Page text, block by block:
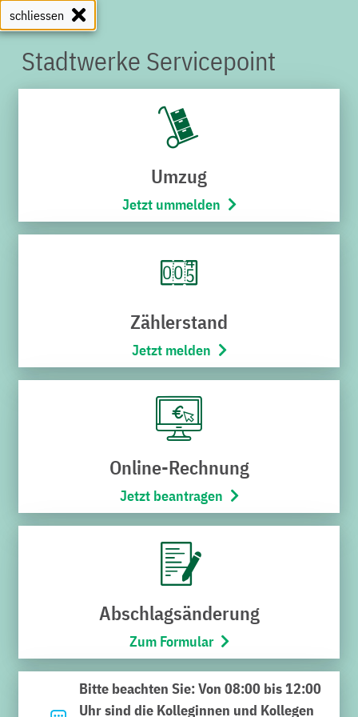
Kategorie:Aktuelles, Stadtwerke
16. Juni 2026
Die Stadtwerke sind für die
Zukunft gut aufgestellt
Im Bruchsaler Bürgerzentrum fand eine
etwas moderner ausgerichtete
Jubiläumsveranstaltung statt
schliessen
Stadtwerke Servicepoint
Umzug
Jetzt ummelden
Zählerstand
Jetzt melden
Online-Rechnung
Jetzt beantragen
Abschlagsänderung
Zum Formular
Bitte beachten Sie: Von 08:00 bis 12:00
Uhr sind die Kolleginnen und Kollegen